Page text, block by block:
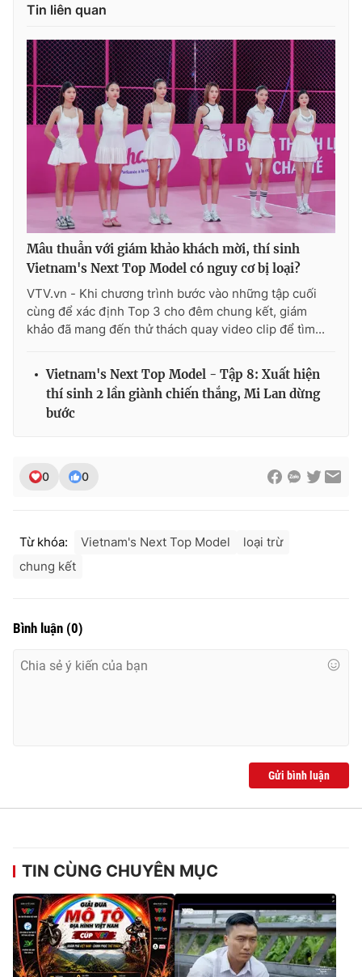
Tin liên quan
Mâu thuẫn với giám khảo khách mời, thí sinh
Vietnam's Next Top Model có nguy cơ bị loại?
VTV.vn - Khi chương trình bước vào những tập cuối
cùng để xác định Top 3 cho đêm chung kết, giám
khảo đã mang đến thử thách quay video clip để tìm...
Vietnam's Next Top Model - Tập 8: Xuất hiện
thí sinh 2 lần giành chiến thắng, Mi Lan dừng
bước
0 0
Từ khóa: Vietnam's Next Top Model
loại trừ
chung kết
Bình luận (0)
Gửi bình luận
TIN CÙNG CHUYÊN MỤC